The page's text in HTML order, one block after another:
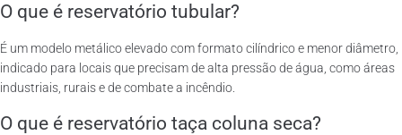
O que é reservatório tubular?
É um modelo metálico elevado com formato cilíndrico e menor diâmetro,
indicado para locais que precisam de alta pressão de água, como áreas
industriais, rurais e de combate a incêndio.
O que é reservatório taça coluna seca?